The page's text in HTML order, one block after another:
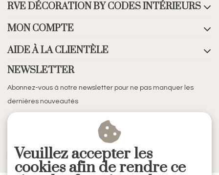
RVE DÉCORATION BY CODES INTÉRIEURS
MON COMPTE
AIDE À LA CLIENTÈLE
NEWSLETTER
Abonnez-vous à notre newsletter pour ne pas manquer les
dernières nouveautés
S'ABONNER
Veuillez accepter les
cookies afin de rendre ce